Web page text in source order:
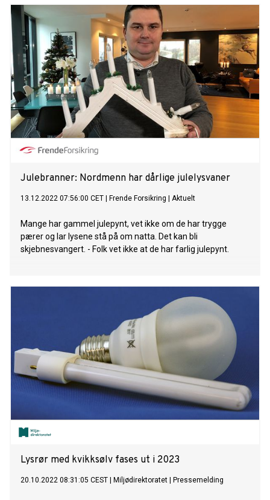
Julebranner: Nordmenn har dårlige julelysvaner
13.12.2022 07:56:00 CET Frende Forsikring Aktuelt
Mange har gammel julepynt, vet ikke om de har trygge
pærer og lar lysene stå på om natta. Det kan bli
skjebnesvangert. - Folk vet ikke at de har farlig julepynt.
Lysrør med kvikksølv fases ut i 2023
20.10.2022 08:31:05 CEST Miljødirektoratet Pressemelding